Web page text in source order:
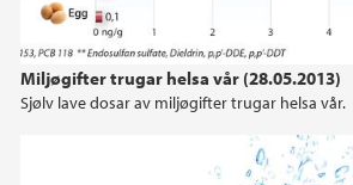
Miljøgifter trugar helsa vår (28.05.2013)
Sjølv lave dosar av miljøgifter trugar helsa vår.